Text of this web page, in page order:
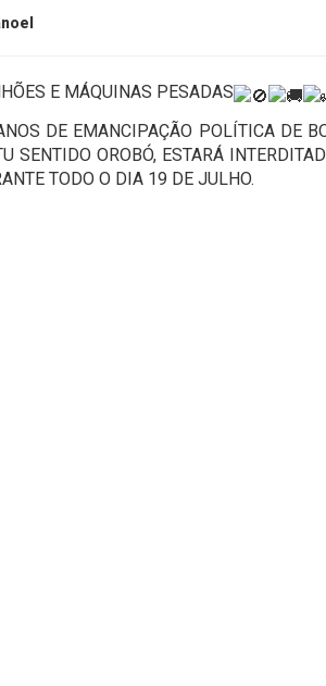
E MÁQUINAS PESADAS
DE EMANCIPAÇÃO POLÍTICA DE
SENTIDO OROBÓ, ESTARÁ
TODO O DIA 19 DE JULHO.